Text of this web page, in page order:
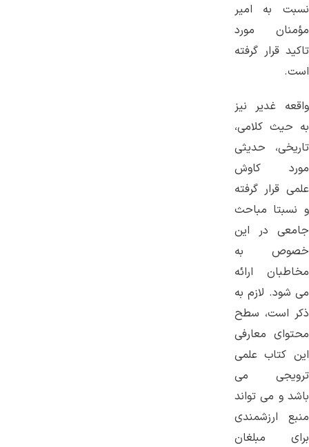
نسبت به امیر
مؤمنان مورد
تاکید قرار گرفته
است.
واقعه غدیر نیز
به حیث کلامی،
تاریخی، حدیثی
مورد کاوش
علمی قرار گرفته
و نسبتا مباحث
جامعی در این
خصوص به
مخاطبان ارائه
می شود. لازم به
ذکر است، سطح
محتوای معارفی
این کتاب علمی
ترویجی می
باشد و می تواند
منبع ارزشمندی
برای مبلغان